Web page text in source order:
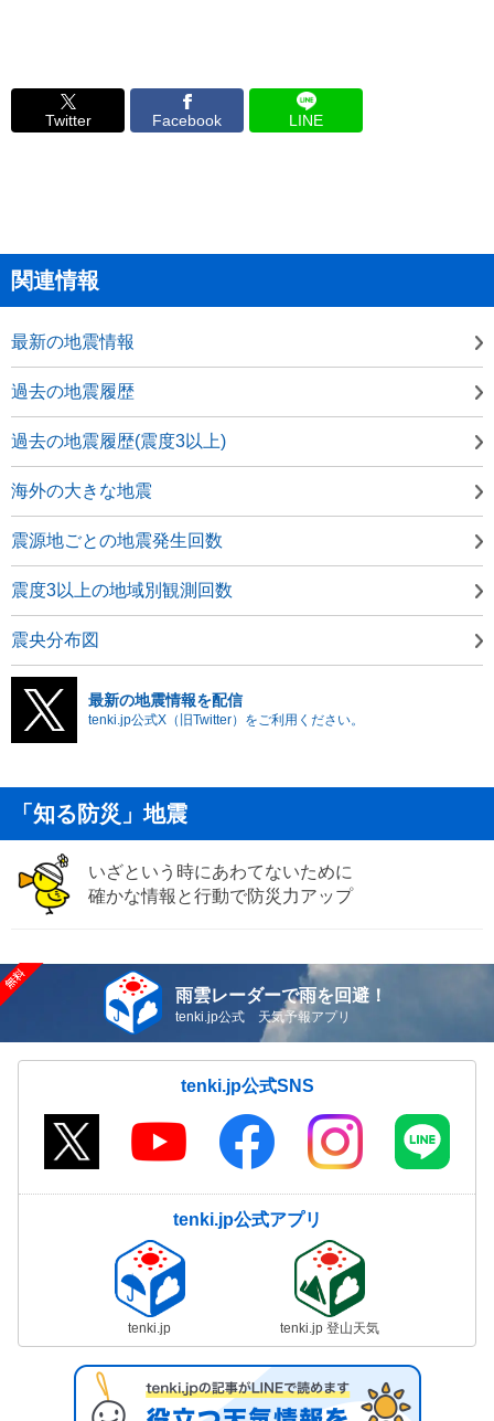
Twitter Facebook LINE
関連情報
最新の地震情報
過去の地震履歴
過去の地震履歴(震度3以上)
海外の大きな地震
震源地ごとの地震発生回数
震度3以上の地域別観測回数
震央分布図
最新の地震情報を配信
tenki.jp公式X（旧Twitter）をご利用ください。
「知る防災」地震
いざという時にあわてないために
確かな情報と行動で防災力アップ
雨雲レーダーで雨を回避！
tenki.jp公式 天気予報アプリ
tenki.jp公式SNS
tenki.jp公式アプリ
tenki.jp tenki.jp 登山天気